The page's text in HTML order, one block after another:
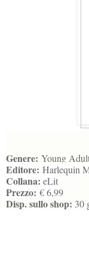
Genere: Young
Editore: Harlequin
Collana: eLit
Prezzo: € 6,99
Disp. sullo shop: 30